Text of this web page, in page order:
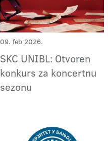
09. feb 2026.
SKC UNIBL: Otvoren
konkurs za koncertnu
sezonu